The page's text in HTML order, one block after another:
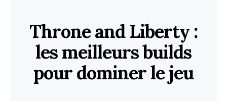
Throne and Liberty :
les meilleurs builds
pour dominer le jeu